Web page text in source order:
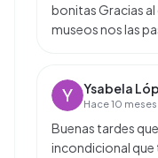
bonitas Gracias
museos nos las
Ysabela
Hace 10 meses
Buenas tardes
incondicional que